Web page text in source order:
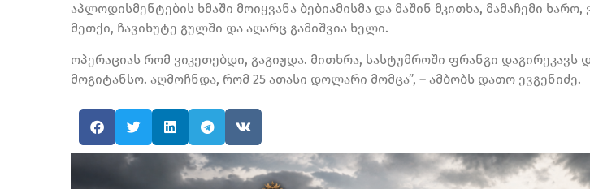
აპლოდისმენტების ხმაში მოიყვანა ბებიამისმა და მაშინ მკითხა, მამაჩემი ხარო,
მეთქი, ჩავიხუტე გულში და აღარც გამიშვია ხელი.
ოპერაციას რომ ვიკეთებდი, გაგიჟდა. მითხრა, სასტუმროში ფრანგი დაგირეკავს
მოგიტანსო. აღმოჩნდა, რომ 25 ათასი დოლარი მომცა”, – ამბობს დათო ევგენიძე.